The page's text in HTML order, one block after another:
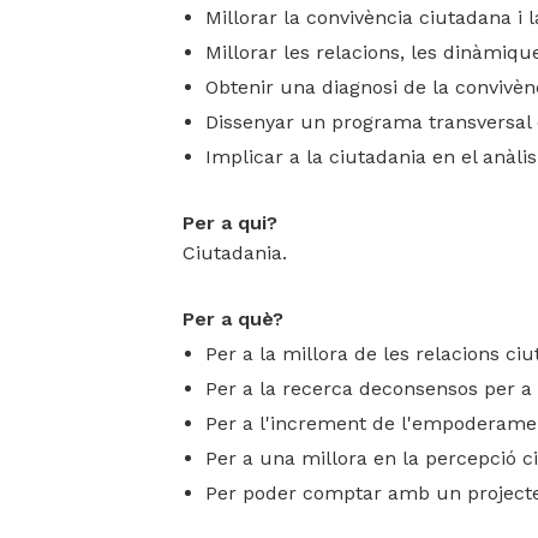
Mediació i
Diàlegs i
Mediació i
Assessoria
Conflictes
Millorar la convivència ciutadana i
Millorar les relacions, les
Obtenir una diagnosi de la
Dissenyar un programa
Implicar a la ciutadania en el
Per a qui?
Ciutadania.
Per a què?
Per a la millora de les relacions
Per a la recerca deconsensos per
Per a l'increment de
Per a una millora en la percepció
Per poder comptar amb un